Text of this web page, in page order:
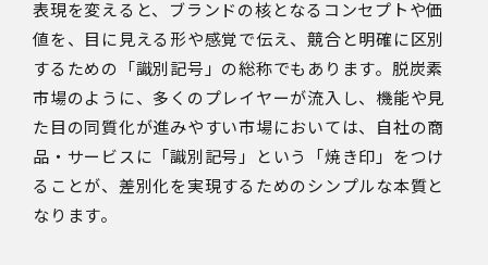
表現を変えると、ブランドの核となるコンセプトや価
値を、目に見える形や感覚で伝え、競合と明確に区別
するための「識別記号」の総称でもあります。脱炭素
市場のように、多くのプレイヤーが流入し、機能や見
た目の同質化が進みやすい市場においては、自社の商
品・サービスに「識別記号」という「焼き印」をつけ
ることが、差別化を実現するためのシンプルな本質と
なります。